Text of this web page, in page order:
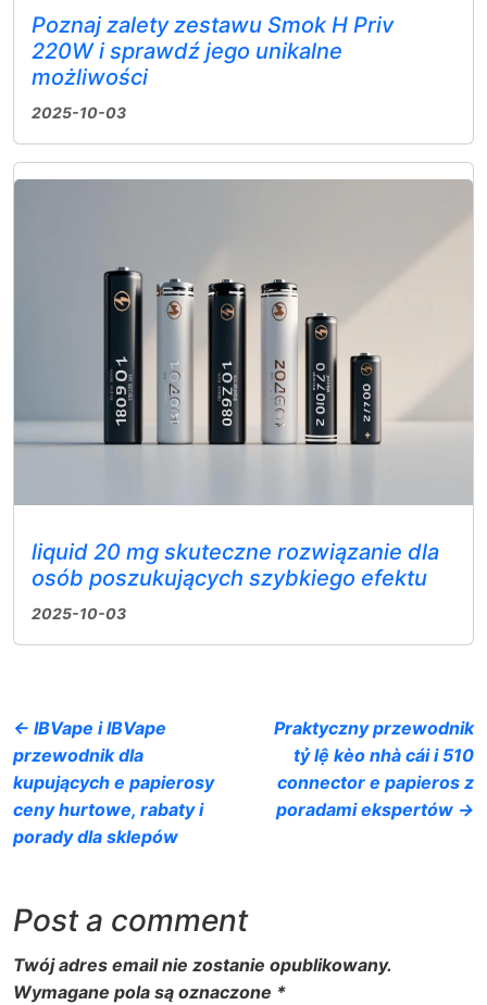
Poznaj zalety zestawu Smok H Priv
220W i sprawdź jego unikalne
możliwości
2025-10-03
liquid 20 mg skuteczne rozwiązanie dla
osób poszukujących szybkiego efektu
2025-10-03
← IBVape i IBVape
przewodnik dla
kupujących e papierosy
ceny hurtowe, rabaty i
porady dla sklepów
Praktyczny przewodnik
tỷ lệ kèo nhà cái i 510
connector e papieros z
poradami ekspertów →
Post a comment
Twój adres email nie zostanie opublikowany.
Wymagane pola są oznaczone *